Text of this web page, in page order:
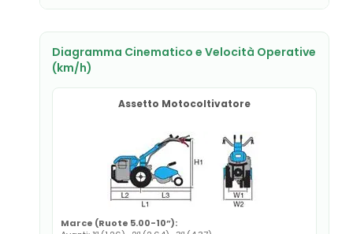
Diagramma Cinematico e Velocità Operative
(km/h)
Assetto Motocoltivatore
Marce (Ruote 5.00-10”):